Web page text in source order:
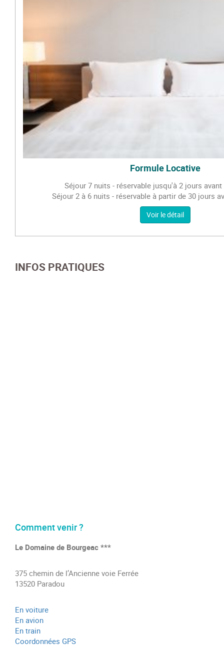
Formule Locative
Séjour 7 nuits - réservable jusqu'à 2 jours
Séjour 2 à 6 nuits - réservable à partir de 30 jours
Voir le détail
INFOS PRATIQUES
Comment venir ?
Le Domaine de Bourgeac ***
375 chemin de l’Ancienne voie Ferrée
13520 Paradou
En voiture
En avion
En train
Coordonnées GPS